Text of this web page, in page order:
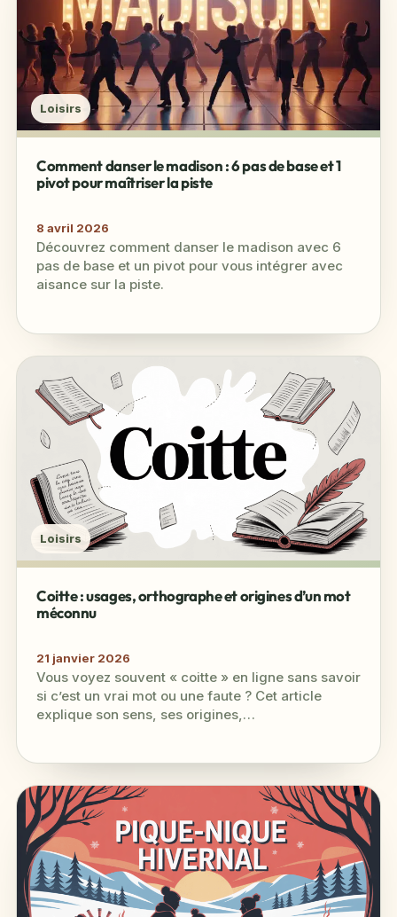
Loisirs
Comment danser le madison : 6 pas de base et 1
pivot pour maîtriser la piste
8 avril 2026
Découvrez comment danser le madison avec 6
pas de base et un pivot pour vous intégrer avec
aisance sur la piste.
Loisirs
Coitte : usages, orthographe et origines d’un mot
méconnu
21 janvier 2026
Vous voyez souvent « coitte » en ligne sans savoir
si c’est un vrai mot ou une faute ? Cet article
explique son sens, ses origines,…